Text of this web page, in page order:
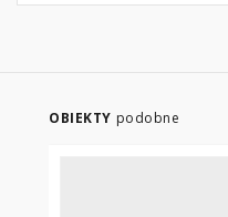
OBIEKTY podobne